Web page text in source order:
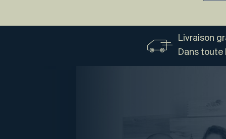
Livraison
Dans toute